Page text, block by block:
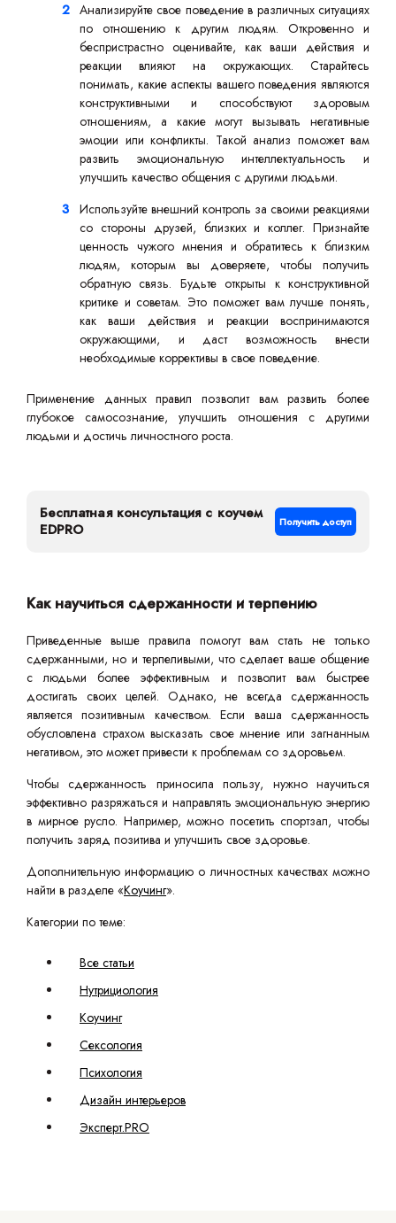
Анализируйте свое поведение в различных ситуациях
по отношению к другим людям. Откровенно и
беспристрастно оценивайте, как ваши действия и
реакции влияют на окружающих. Старайтесь
понимать, какие аспекты вашего поведения являются
конструктивными и способствуют здоровым
отношениям, а какие могут вызывать негативные
эмоции или конфликты. Такой анализ поможет вам
развить эмоциональную интеллектуальность и
улучшить качество общения с другими людьми.
Используйте внешний контроль за своими реакциями
со стороны друзей, близких и коллег. Признайте
ценность чужого мнения и обратитесь к близким
людям, которым вы доверяете, чтобы получить
обратную связь. Будьте открыты к конструктивной
критике и советам. Это поможет вам лучше понять,
как ваши действия и реакции воспринимаются
окружающими, и даст возможность внести
необходимые коррективы в свое поведение.
Применение данных правил позволит вам развить более
глубокое самосознание, улучшить отношения с другими
людьми и достичь личностного роста.
Бесплатная консультация с коучем
EDPRO
Получить доступ
Как научиться сдержанности и терпению
Приведенные выше правила помогут вам стать не только
сдержанными, но и терпеливыми, что сделает ваше общение
с людьми более эффективным и позволит вам быстрее
достигать своих целей. Однако, не всегда сдержанность
является позитивным качеством. Если ваша сдержанность
обусловлена страхом высказать свое мнение или загнанным
негативом, это может привести к проблемам со здоровьем.
Чтобы сдержанность приносила пользу, нужно научиться
эффективно разряжаться и направлять эмоциональную энергию
в мирное русло. Например, можно посетить спортзал, чтобы
получить заряд позитива и улучшить свое здоровье.
Дополнительную информацию о личностных качествах можно
найти в разделе «Коучинг».
Категории по теме:
Все статьи
Нутрициология
Коучинг
Сексология
Психология
Дизайн интерьеров
Эксперт.PRO